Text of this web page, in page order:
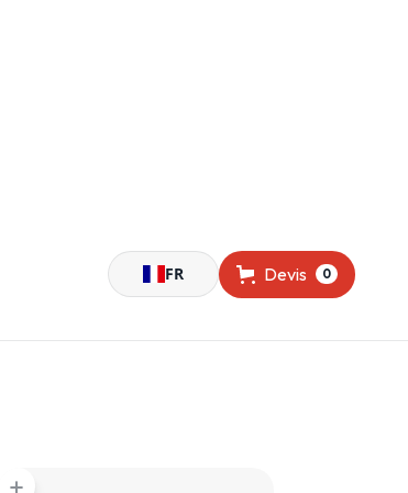
FR Devis 0
add